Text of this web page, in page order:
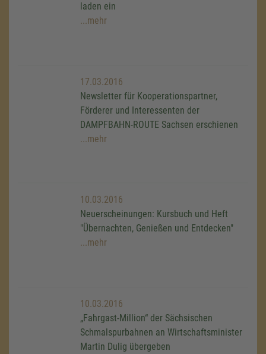
laden ein
...mehr
17.03.2016
Newsletter für Kooperationspartner,
Förderer und Interessenten der
DAMPFBAHN-ROUTE Sachsen erschienen
...mehr
10.03.2016
Neuerscheinungen: Kursbuch und Heft
"Übernachten, Genießen und Entdecken"
...mehr
10.03.2016
„Fahrgast-Million“ der Sächsischen
Schmalspurbahnen an Wirtschaftsminister
Martin Dulig übergeben